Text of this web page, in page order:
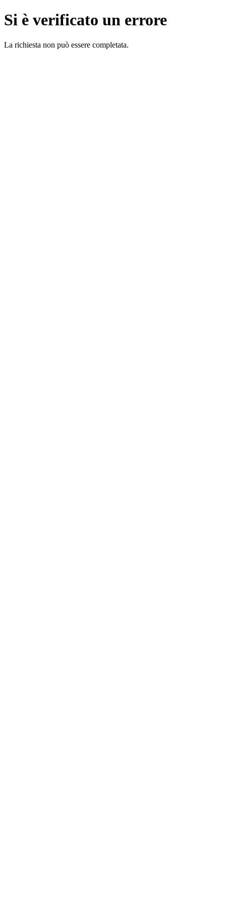
Si è verificato un errore
La richiesta non può essere completata.